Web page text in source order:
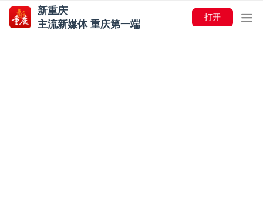
新重庆
主流新媒体 重庆第一端
打开